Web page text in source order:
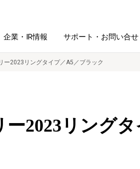
ファイル・
ホルダー用品
ョン
企業・IR情報 サポート・お問い合せ
ー2023リングタイプ／A5／ブラック
2023リング